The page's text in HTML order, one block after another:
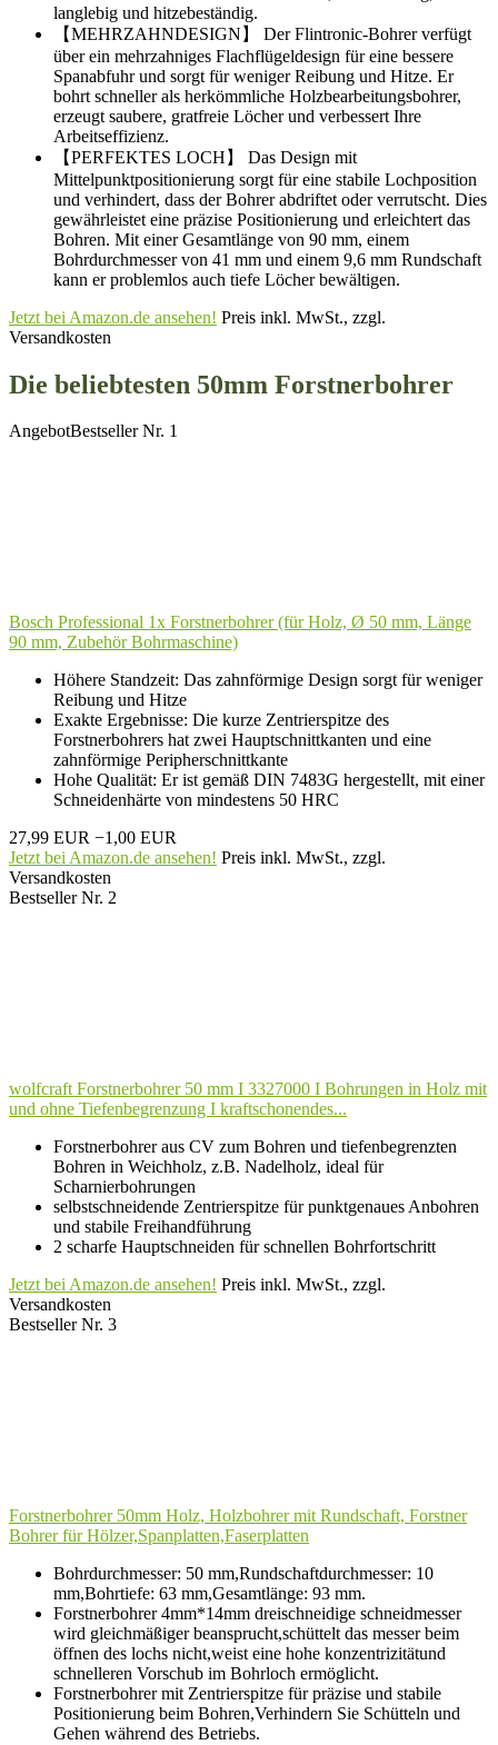
langlebig und hitzebeständig.
【MEHRZAHNDESIGN】 Der Flintronic-Bohrer verfügt
über ein mehrzahniges Flachflügeldesign für eine bessere
Spanabfuhr und sorgt für weniger Reibung und Hitze. Er
bohrt schneller als herkömmliche Holzbearbeitungsbohrer,
erzeugt saubere, gratfreie Löcher und verbessert Ihre
Arbeitseffizienz.
【PERFEKTES LOCH】 Das Design mit
Mittelpunktpositionierung sorgt für eine stabile Lochposition
und verhindert, dass der Bohrer abdriftet oder verrutscht. Dies
gewährleistet eine präzise Positionierung und erleichtert das
Bohren. Mit einer Gesamtlänge von 90 mm, einem
Bohrdurchmesser von 41 mm und einem 9,6 mm Rundschaft
kann er problemlos auch tiefe Löcher bewältigen.
Jetzt bei Amazon.de ansehen! Preis inkl. MwSt., zzgl.
Versandkosten
Die beliebtesten 50mm Forstnerbohrer
AngebotBestseller Nr. 1
Bosch Professional 1x Forstnerbohrer (für Holz, Ø 50 mm, Länge
90 mm, Zubehör Bohrmaschine)
Höhere Standzeit: Das zahnförmige Design sorgt für weniger
Reibung und Hitze
Exakte Ergebnisse: Die kurze Zentrierspitze des
Forstnerbohrers hat zwei Hauptschnittkanten und eine
zahnförmige Peripherschnittkante
Hohe Qualität: Er ist gemäß DIN 7483G hergestellt, mit einer
Schneidenhärte von mindestens 50 HRC
27,99 EUR −1,00 EUR
Jetzt bei Amazon.de ansehen! Preis inkl. MwSt., zzgl.
Versandkosten
Bestseller Nr. 2
wolfcraft Forstnerbohrer 50 mm I 3327000 I Bohrungen in Holz mit
und ohne Tiefenbegrenzung I kraftschonendes...
Forstnerbohrer aus CV zum Bohren und tiefenbegrenzten
Bohren in Weichholz, z.B. Nadelholz, ideal für
Scharnierbohrungen
selbstschneidende Zentrierspitze für punktgenaues Anbohren
und stabile Freihandführung
2 scharfe Hauptschneiden für schnellen Bohrfortschritt
Jetzt bei Amazon.de ansehen! Preis inkl. MwSt., zzgl.
Versandkosten
Bestseller Nr. 3
Forstnerbohrer 50mm Holz, Holzbohrer mit Rundschaft, Forstner
Bohrer für Hölzer,Spanplatten,Faserplatten
Bohrdurchmesser: 50 mm,Rundschaftdurchmesser: 10
mm,Bohrtiefe: 63 mm,Gesamtlänge: 93 mm.
Forstnerbohrer 4mm*14mm dreischneidige schneidmesser
wird gleichmäßiger beansprucht,schüttelt das messer beim
öffnen des lochs nicht,weist eine hohe konzentrizitätund
schnelleren Vorschub im Bohrloch ermöglicht.
Forstnerbohrer mit Zentrierspitze für präzise und stabile
Positionierung beim Bohren,Verhindern Sie Schütteln und
Gehen während des Betriebs.